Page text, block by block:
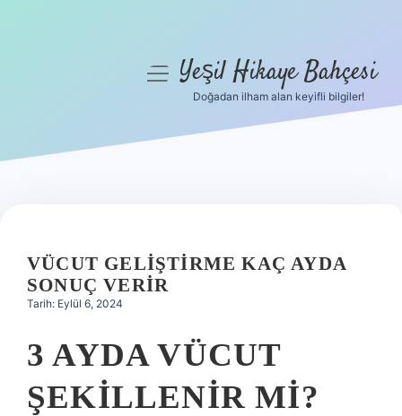
Hakkımızda
menüyüYeşil Hikaye Bahçesi
Doğadan ilham alan keyifli bilgiler!
VÜCUT GELIŞTIRME KAÇ AYDA
SONUÇ VERIR
Tarih: Eylül 6, 2024
3 AYDA VÜCUT
ŞEKILLENIR MI?